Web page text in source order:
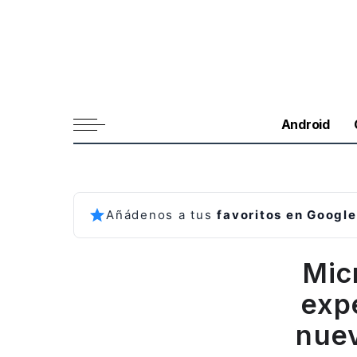
Android
Añádenos a tusfavoritos en Google